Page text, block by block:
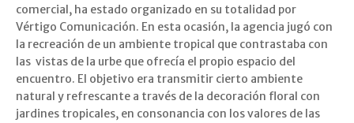
comercial, ha estado organizado en su totalidad por
Vértigo Comunicación. En esta ocasión, la agencia jugó con
la recreación de un ambiente tropical que contrastaba con
las vistas de la urbe que ofrecía el propio espacio del
encuentro. El objetivo era transmitir cierto ambiente
natural y refrescante a través de la decoración floral con
jardines tropicales, en consonancia con los valores de las